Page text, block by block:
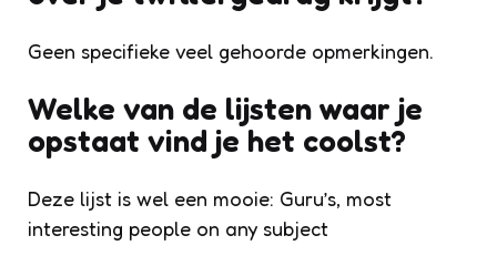
Geen specifieke veel gehoorde opmerkingen.
Welke van de lijsten waar je
opstaat vind je het coolst?
Deze lijst is wel een mooie: Guru’s, most
interesting people on any subject